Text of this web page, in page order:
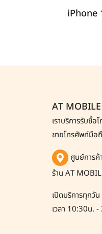
AT
เราบริการรับซื้อ
ขายโทรศัพท์มื
ศูนย์การค้
ร้าน AT
เปิดบริการทุกวั
เวลา 10:30น.